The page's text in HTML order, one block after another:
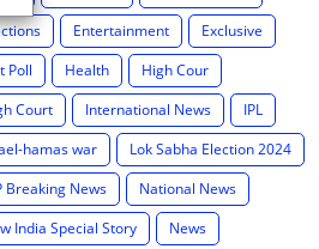
Entertainment
Exclusive
Poll
Health
High Cour
Court
International News
IPL
hamas war
Lok Sabha Election 2024
Breaking News
National News
India Special Story
News